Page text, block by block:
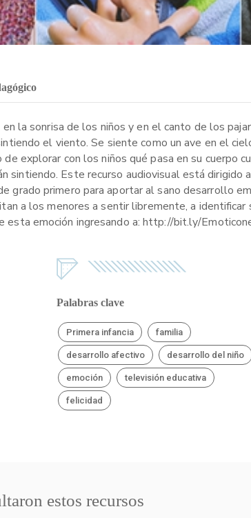
la sonrisa de los niños y en el canto de los
el viento. Se siente como un ave en el
explorar con los niños qué pasa en su cuerpo
sintiendo. Este recurso audiovisual está
grado primero para aportar al sano desarrollo
a los menores a sentir libremente, a
esta emoción ingresando a: http://bit.ly/
Palabras clave
Primera infancia familia
desarrollo afectivo desarrollo del niño
emoción televisión educativa
felicidad
estos recursos